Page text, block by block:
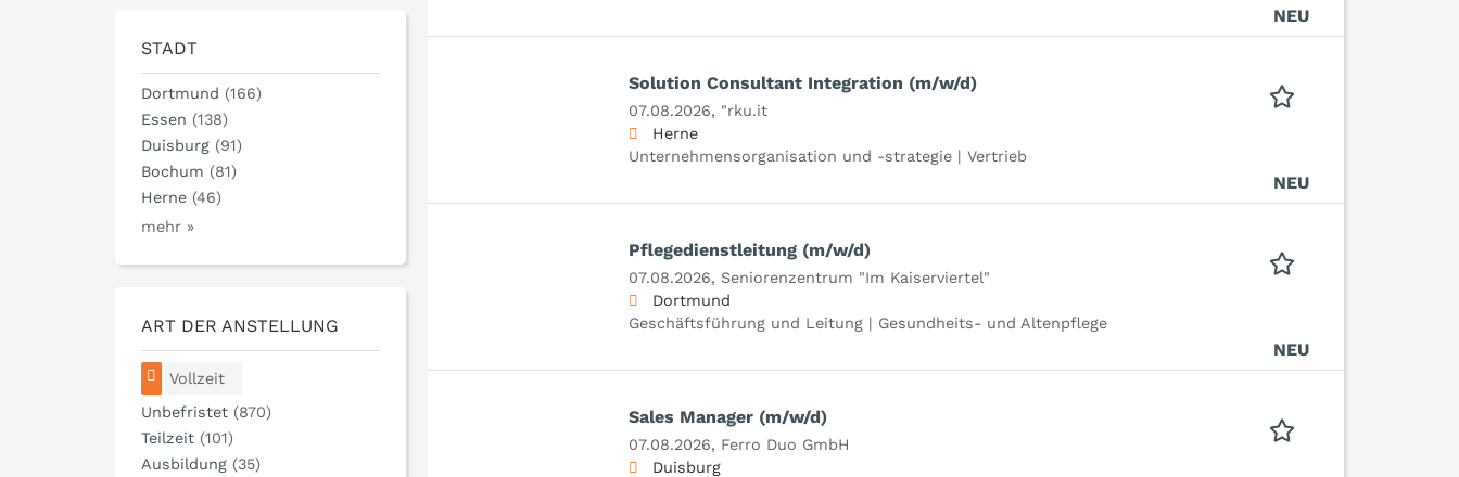
NEU
Solution Consultant Integration (m/w/d)
07.08.2026, "rku.it
Herne
Unternehmensorganisation und -strategie | Vertrieb
NEU
Pflegedienstleitung (m/w/d)
07.08.2026, Seniorenzentrum "Im Kaiserviertel"
Dortmund
Geschäftsführung und Leitung | Gesundheits- und Altenpflege
NEU
Sales Manager (m/w/d)
07.08.2026, Ferro Duo GmbH
Duisburg
STADT
Dortmund (166)
Essen (138)
Duisburg (91)
Bochum (81)
Herne (46)
mehr »
ART DER ANSTELLUNG
Vollzeit
Unbefristet (870)
Teilzeit (101)
Ausbildung (35)